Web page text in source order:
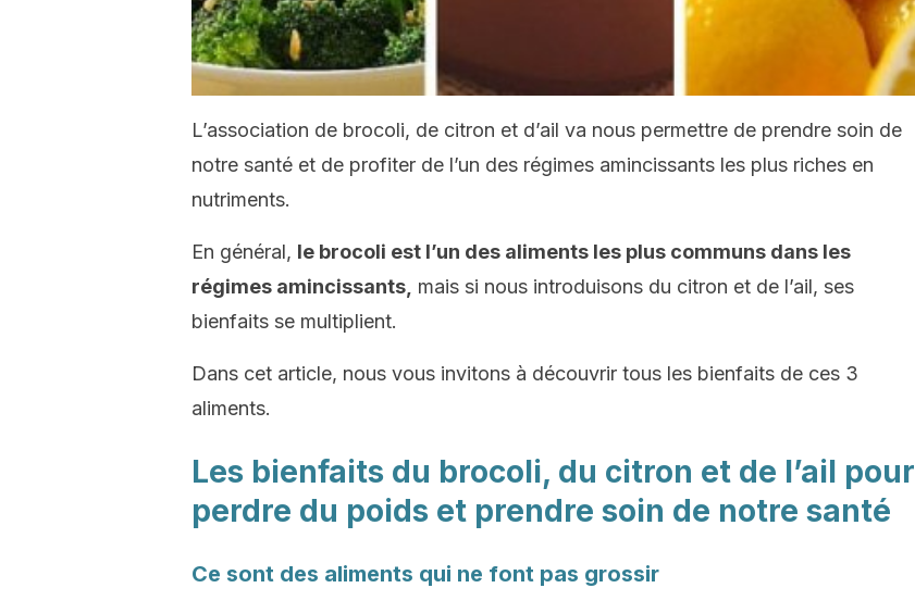
L’association de brocoli, de citron et d’ail va nous permettre de prendre soin de
notre santé et de profiter de l’un des régimes amincissants les plus riches en
nutriments.
En général, le brocoli est l’un des aliments les plus communs dans les
régimes amincissants, mais si nous introduisons du citron et de l’ail, ses
bienfaits se multiplient.
Dans cet article, nous vous invitons à découvrir tous les bienfaits de ces 3
aliments.
Les bienfaits du brocoli, du citron et de l’ail pour
perdre du poids et prendre soin de notre santé
Ce sont des aliments qui ne font pas grossir